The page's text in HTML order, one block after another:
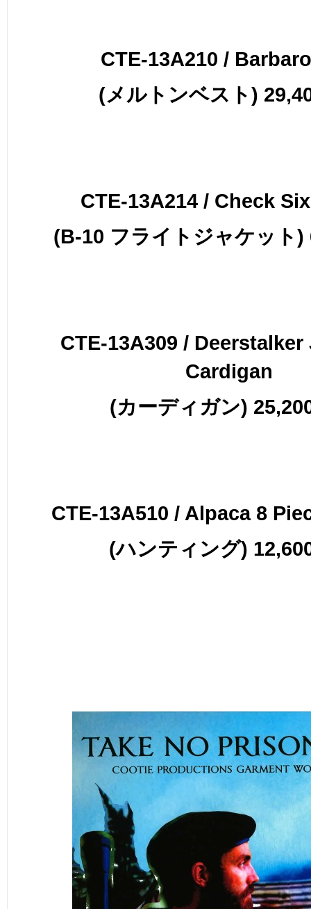
CTE-13A210 /
(メルトンベスト)
CTE-13A214 / Check
(B-10 フライトジャケット)
CTE-13A309 /
Cardigan
(カーディガン)
CTE-13A510 / Alpaca 8
(ハンティング)